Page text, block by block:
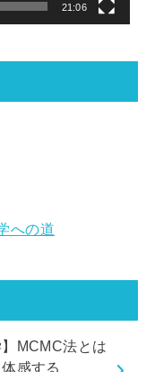
21:06
への道
】MCMC法とは
感する